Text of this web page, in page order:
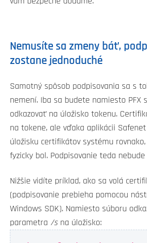
Nemusíte sa zmeny báť,
zostane jednoduché
Samotný spôsob podpisovania sa s
nemení. Iba sa budete namiesto PFX
odkazovať na úložisko tokenu.
na tokene, ale vďaka aplikácii
úložisku certifikátov systému
fyzicky bol. Podpisovanie teda
Nižšie vidíte príklad, ako sa volá
(podpisovanie prebieha pomocou
Windows SDK). Namiesto súboru
parametra /sna úložisko: